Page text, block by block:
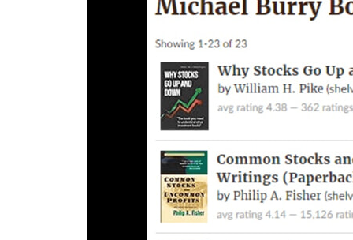
우선주의 고정배당과 보통주와 우선주의 차이점
13장: 전환우선주(CONVERTIBLE PREFERRED
13장에서는 전환우선주(convertible preferred
COMPANY ASSETS AND CASH FLOW
14장: 고정자산, 감가상각과 현금흐름(FIXED